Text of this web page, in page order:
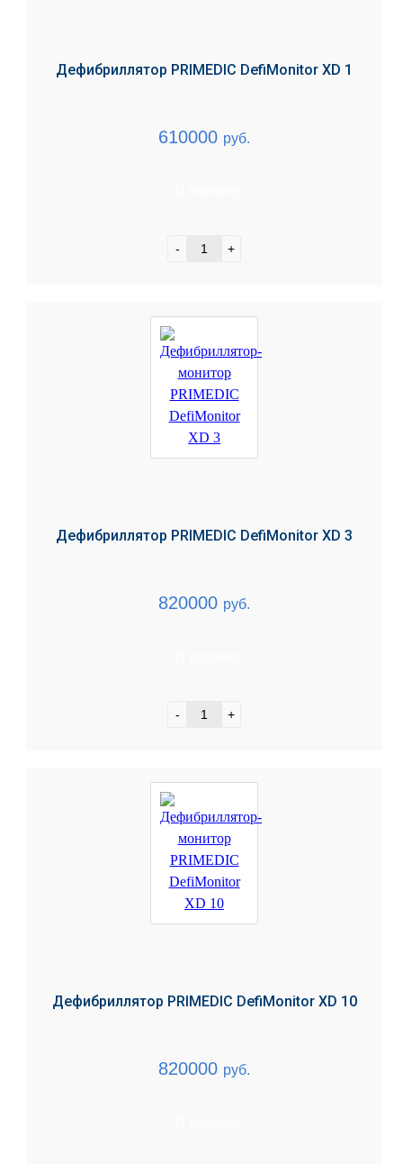
Дефибриллятор PRIMEDIC DefiMonitor XD 1
610000 руб.
- +
Дефибриллятор PRIMEDIC DefiMonitor XD 3
820000 руб.
- +
Дефибриллятор PRIMEDIC DefiMonitor XD 10
820000 руб.